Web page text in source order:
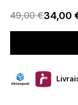
49,00 €34,00